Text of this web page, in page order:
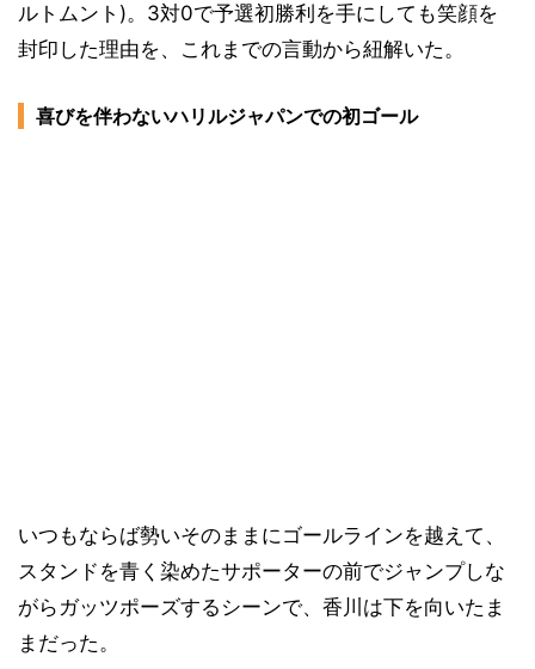
ルトムント)。3対0で予選初勝利を手にしても笑顔を
封印した理由を、これまでの言動から紐解いた。
喜びを伴わないハリルジャパンでの初ゴール
いつもならば勢いそのままにゴールラインを越えて、
スタンドを青く染めたサポーターの前でジャンプしな
がらガッツポーズするシーンで、香川は下を向いたま
まだった。